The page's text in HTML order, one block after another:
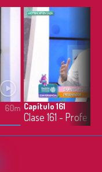
60m Capítulo 161
Clase 161 - Profe